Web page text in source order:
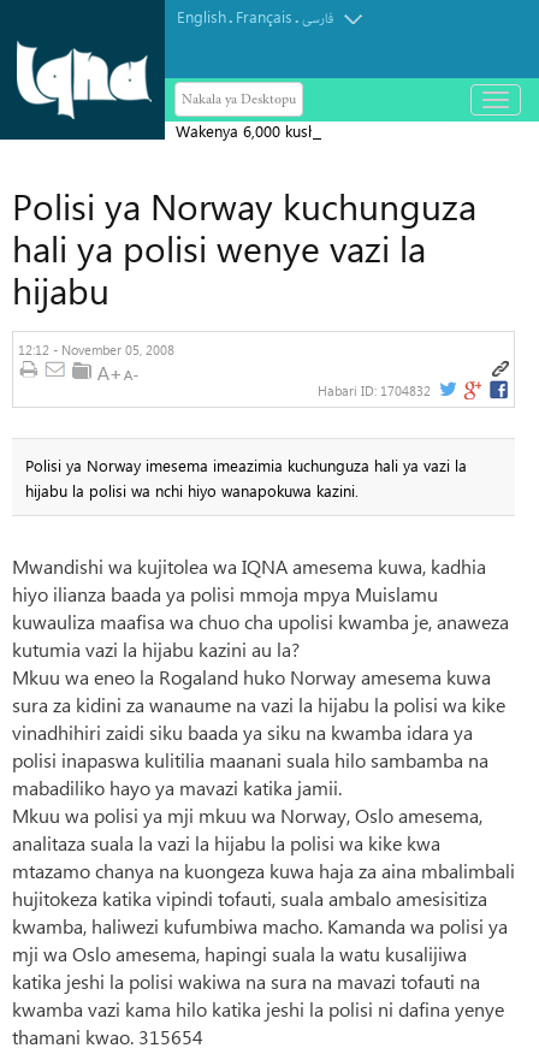
English. Français.فارسی
Nakala ya Desktopu
باز
و
Wakenya 6,000 kushiriki katika Ibada
Polisi ya Norway kuchunguza
hali ya polisi wenye vazi la
hijabu
12:12 - November 05, 2008
Habari ID: 1704832
Polisi ya Norway imesema imeazimia kuchunguza hali ya vazi la
hijabu la polisi wa nchi hiyo wanapokuwa kazini.
Mwandishi wa kujitolea wa IQNA amesema kuwa, kadhia
hiyo ilianza baada ya polisi mmoja mpya Muislamu
kuwauliza maafisa wa chuo cha upolisi kwamba je, anaweza
kutumia vazi la hijabu kazini au la?
Mkuu wa eneo la Rogaland huko Norway amesema kuwa
sura za kidini za wanaume na vazi la hijabu la polisi wa kike
vinadhihiri zaidi siku baada ya siku na kwamba idara ya
polisi inapaswa kulitilia maanani suala hilo sambamba na
mabadiliko hayo ya mavazi katika jamii.
Mkuu wa polisi ya mji mkuu wa Norway, Oslo amesema,
analitaza suala la vazi la hijabu la polisi wa kike kwa
mtazamo chanya na kuongeza kuwa haja za aina mbalimbali
hujitokeza katika vipindi tofauti, suala ambalo amesisitiza
kwamba, haliwezi kufumbiwa macho. Kamanda wa polisi ya
mji wa Oslo amesema, hapingi suala la watu kusalijiwa
katika jeshi la polisi wakiwa na sura na mavazi tofauti na
kwamba vazi kama hilo katika jeshi la polisi ni dafina yenye
thamani kwao. 315654